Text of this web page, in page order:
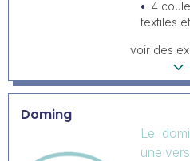
4
textiles
voir des
Doming
Le
une